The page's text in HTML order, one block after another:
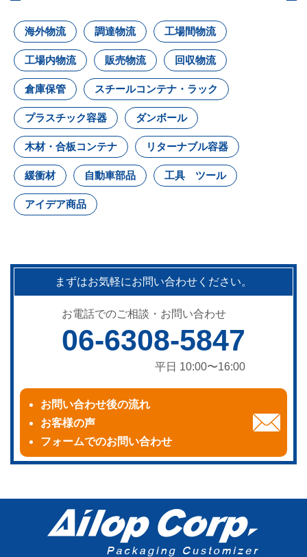
海外物流 調達物流 工場間物流
工場内物流 販売物流 回収物流
倉庫保管 スチールコンテナ・ラック
プラスチック容器 ダンボール
木材・合板コンテナ リターナブル容器
緩衝材 自動車部品 工具 ツール
アイデア商品
まずはお気軽にお問い合わせください。
お電話でのご相談・お問い合わせ
06-6308-5847
平日 10:00〜16:00
お問い合わせ後の流れ
お客様の声
フォームでのお問い合わせ